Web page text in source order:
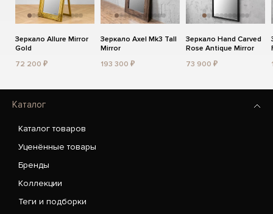
Зеркало Allure Mirror
Gold
72 200 ₽
Зеркало Axel Mk3 Tall
Mirror
193 300 ₽
Зеркало Hand Carved
Rose Antique Mirror
73 900 ₽
Каталог
Каталог товаров
Уценённые товары
Бренды
Коллекции
Теги и подборки